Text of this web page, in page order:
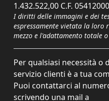
1.432.522,00 C.F.
I diritti delle immagini e dei
espressamente vietata la loro
mezzo e l'adattamento totale
Per qualsiasi necessità o
servizio clienti è a tua
Puoi contattarci al
scrivendo una mail a